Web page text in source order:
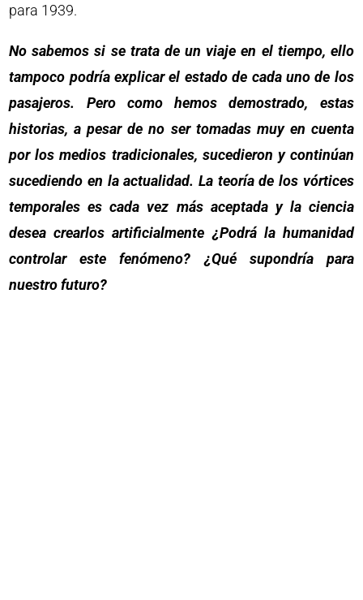
para 1939.
No sabemos si se trata de un viaje en el tiempo, ello
tampoco podría explicar el estado de cada uno de los
pasajeros. Pero como hemos demostrado, estas
historias, a pesar de no ser tomadas muy en cuenta
por los medios tradicionales, sucedieron y continúan
sucediendo en la actualidad. La teoría de los vórtices
temporales es cada vez más aceptada y la ciencia
desea crearlos artificialmente ¿Podrá la humanidad
controlar este fenómeno? ¿Qué supondría para
nuestro futuro?